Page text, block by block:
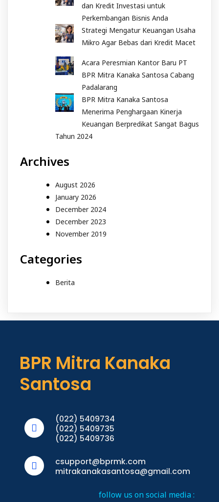
dan Kredit Investasi untuk
Perkembangan Bisnis Anda
Strategi Mengatur Keuangan Usaha
Mikro Agar Bebas dari Kredit Macet
Acara Peresmian Kantor Baru PT
BPR Mitra Kanaka Santosa Cabang
Padalarang
BPR Mitra Kanaka Santosa
Menerima Penghargaan Kinerja
Keuangan Berpredikat Sangat Bagus
Tahun 2024
Archives
August 2026
January 2026
December 2024
December 2023
November 2019
Categories
Berita
BPR Mitra Kanaka
Santosa
(022) 5409734
(022) 5409735
(022) 5409736
csupport@bprmk.com
mitrakanakasantosa@gmail.com
follow us on social media :